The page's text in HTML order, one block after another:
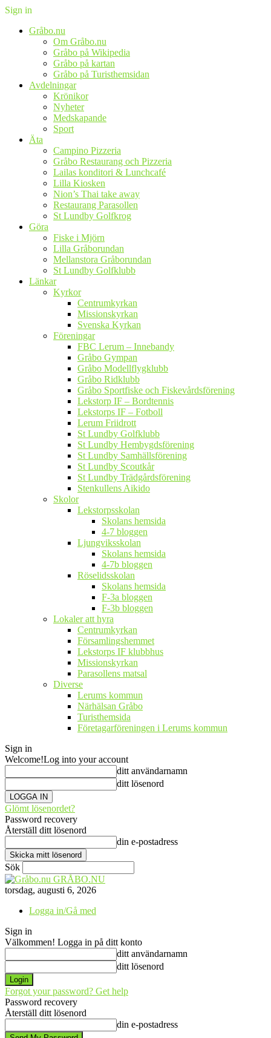
Sign in
Gråbo.nu
Om Gråbo.nu
Gråbo på Wikipedia
Gråbo på kartan
Gråbo på Turisthemsidan
Avdelningar
Krönikor
Nyheter
Medskapande
Sport
Äta
Campino Pizzeria
Gråbo Restaurang och Pizzeria
Lailas konditori & Lunchcafé
Lilla Kiosken
Nion’s Thai take away
Restaurang Parasollen
St Lundby Golfkrog
Göra
Fiske i Mjörn
Lilla Gråborundan
Mellanstora Gråborundan
St Lundby Golfklubb
Länkar
Kyrkor
Centrumkyrkan
Missionskyrkan
Svenska Kyrkan
Föreningar
FBC Lerum – Innebandy
Gråbo Gympan
Gråbo Modellflygklubb
Gråbo Ridklubb
Gråbo Sportfiske och Fiskevårdsförening
Lekstorp IF – Bordtennis
Lekstorps IF – Fotboll
Lerum Friidrott
St Lundby Golfklubb
St Lundby Hembygdsförening
St Lundby Samhällsförening
St Lundby Scoutkår
St Lundby Trädgårdsförening
Stenkullens Aikido
Skolor
Lekstorpsskolan
Skolans hemsida
4-7 bloggen
Ljungviksskolan
Skolans hemsida
4-7b bloggen
Röselidsskolan
Skolans hemsida
F-3a bloggen
F-3b bloggen
Lokaler att hyra
Centrumkyrkan
Församlingshemmet
Lekstorps IF klubbhus
Missionskyrkan
Parasollens matsal
Diverse
Lerums kommun
Närhälsan Gråbo
Turisthemsida
Företagarföreningen i Lerums kommun
Sign in
Welcome!Log into your account
ditt användarnamn
ditt lösenord
Glömt lösenordet?
Password recovery
Återställ ditt lösenord
din e-postadress
Sök
GRÅBO.NU
torsdag, augusti 6, 2026
Logga in/Gå med
Sign in
Välkommen! Logga in på ditt konto
ditt användarnamn
ditt lösenord
Forgot your password? Get help
Password recovery
Återställ ditt lösenord
din e-postadress